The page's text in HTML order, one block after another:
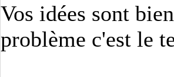
Vos idées sont
problème c'est le